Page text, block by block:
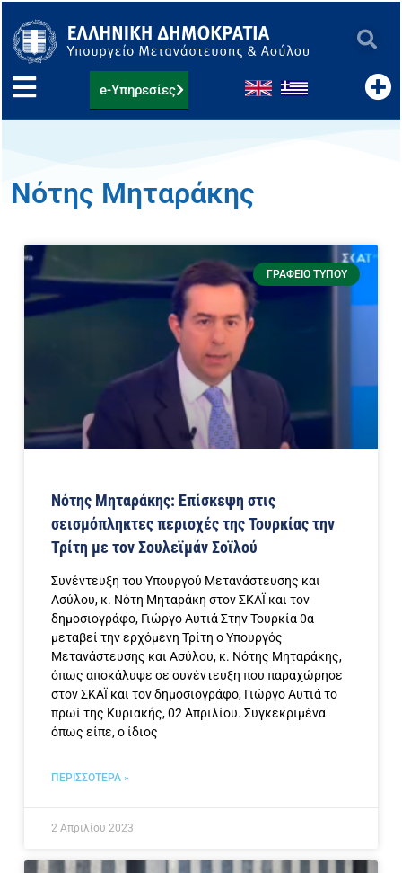
στο
περιεχόμενο
e-Υπηρεσίες
Νότης Μηταράκης
ΓΡΑΦΕΊΟ ΤΎΠΟΥ
Νότης Μηταράκης: Επίσκεψη στις
σεισμόπληκτες περιοχές της Τουρκίας την
Τρίτη με τον Σουλεϊμάν Σοϊλού
Συνέντευξη του Υπουργού Μετανάστευσης και
Ασύλου, κ. Νότη Μηταράκη στον ΣΚΑΪ και τον
δημοσιογράφο, Γιώργο Αυτιά Στην Τουρκία θα
μεταβεί την ερχόμενη Τρίτη ο Υπουργός
Μετανάστευσης και Ασύλου, κ. Νότης Μηταράκης,
όπως αποκάλυψε σε συνέντευξη που παραχώρησε
στον ΣΚΑΪ και τον δημοσιογράφο, Γιώργο Αυτιά το
πρωί της Κυριακής, 02 Απριλίου. Συγκεκριμένα
όπως είπε, ο ίδιος
ΠΕΡΙΣΣΟΤΕΡΑ »
2 Απριλίου 2023
Page